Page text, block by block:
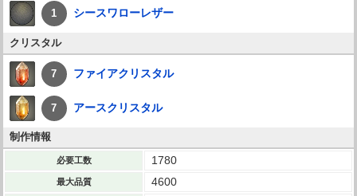
1 シースワローレザー
クリスタル
7 ファイアクリスタル
7 アースクリスタル
制作情報
必要工数 1780
最大品質 4600